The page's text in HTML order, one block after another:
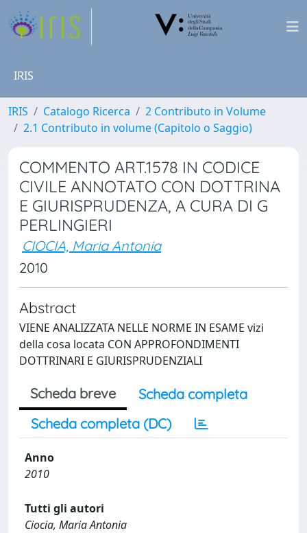
IRIS
IRIS Catalogo Ricerca
2 Contributo in Volume
2.1 Contributo in volume (Capitolo o Saggio)
COMMENTO ART.1578 IN CODICE
CIVILE ANNOTATO CON DOTTRINA
E GIURISPRUDENZA, A CURA DI G
PERLINGIERI
CIOCIA, Maria Antonia
2010
Abstract
VIENE ANALIZZATA NELLE NORME IN ESAME vizi
della cosa locata CON APPROFONDIMENTI
DOTTRINARI E GIURISPRUDENZIALI
Scheda breve
Scheda completa
Scheda completa (DC)
Anno
2010
Tutti gli autori
Ciocia, Maria Antonia